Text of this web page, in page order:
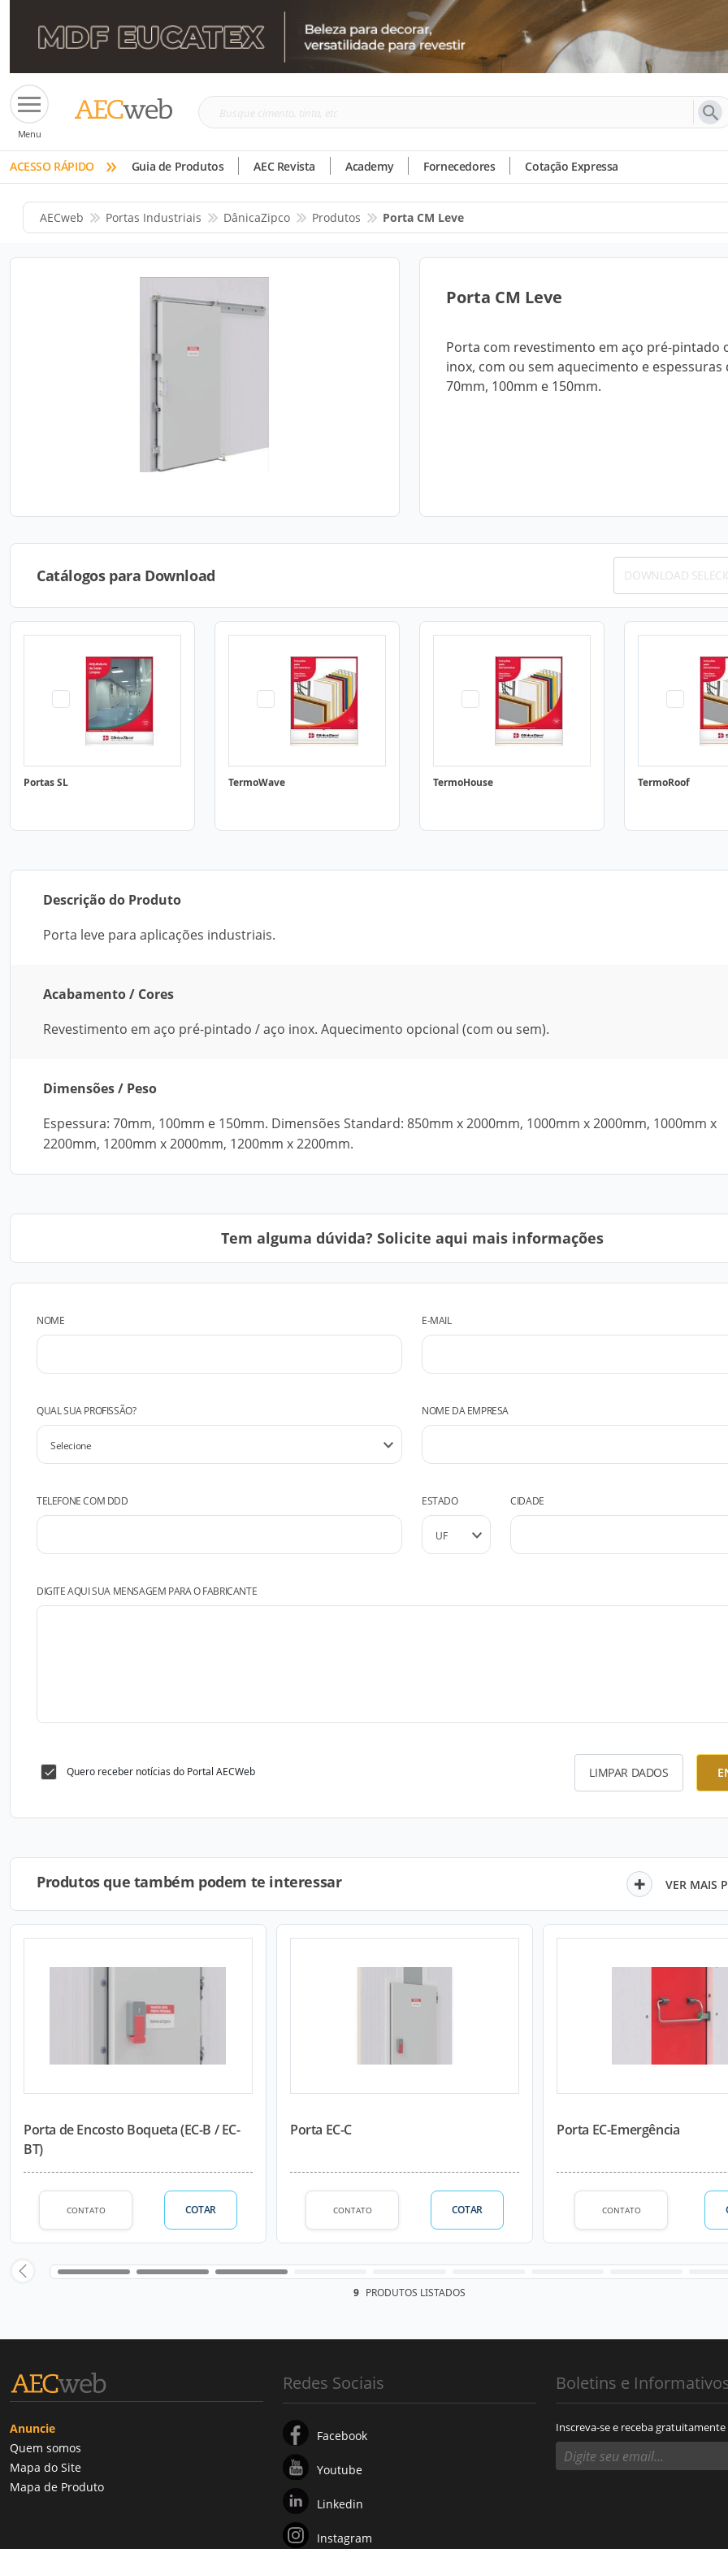
Menu
Busque
tinta,
etc
ACESSO RÁPIDO » Guia de Produtos AEC Revista Academy Fornecedores Cotação Expressa
AECweb Portas Industriais DânicaZipco Produtos Porta CM Leve
Porta CM Leve
Porta com revestimento em aço pré-pintado
inox, com ou sem aquecimento e espessuras
70mm, 100mm e 150mm.
Catálogos para Download DOWNLOAD
Portas SL TermoWave TermoHouse TermoRoof
Descrição do Produto
Porta leve para aplicações industriais.
Acabamento / Cores
Revestimento em aço pré-pintado / aço inox. Aquecimento opcional (com ou sem).
Dimensões / Peso
Espessura: 70mm, 100mm e 150mm. Dimensões Standard: 850mm x 2000mm, 1000mm x 2000mm, 1000mm x
2200mm, 1200mm x 2000mm, 1200mm x 2200mm.
Tem alguma dúvida? Solicite aqui mais informações
NOME E-MAIL
QUAL SUA PROFISSÃO? NOME DA EMPRESA
TELEFONE COM DDD ESTADO CIDADE
DIGITE AQUI SUA MENSAGEM PARA O FABRICANTE
Quero receber notícias do Portal AECWeb LIMPAR DADOS
Produtos que também podem te interessar VER MAIS
Porta de Encosto Boqueta (EC-B / EC-
BT)
CONTATO COTAR
Porta EC-C
CONTATO COTAR
Porta EC-Emergência
CONTATO
9 PRODUTOS LISTADOS
Anuncie
Quem somos
Mapa do Site
Mapa de Produto
Redes Sociais
Facebook
Youtube
Linkedin
Instagram
Boletins e
Inscreva-se e receba gratuitamente